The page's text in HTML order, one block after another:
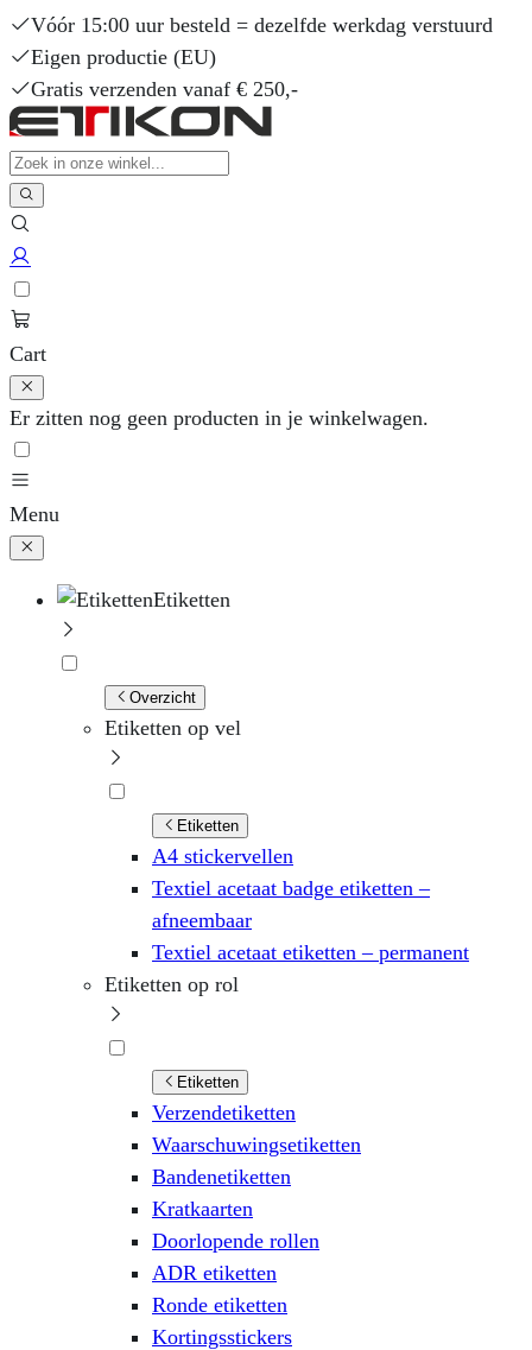
Vóór 15:00 uur besteld = dezelfde werkdag verstuurd
Eigen productie (EU)
Gratis verzenden vanaf € 250,-
Cart
Er zitten nog geen producten in je winkelwagen.
Menu
Etiketten
Overzicht
Etiketten op vel
Etiketten
A4 stickervellen
Textiel acetaat badge etiketten –
afneembaar
Textiel acetaat etiketten – permanent
Etiketten op rol
Etiketten
Verzendetiketten
Waarschuwingsetiketten
Bandenetiketten
Kratkaarten
Doorlopende rollen
ADR etiketten
Ronde etiketten
Kortingsstickers